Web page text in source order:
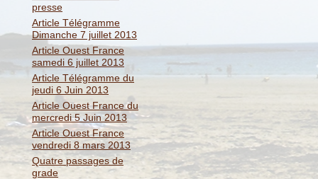
presse
Article Télégramme
Dimanche 7 juillet 2013
Article Ouest France
samedi 6 juillet 2013
Article Télégramme du
jeudi 6 Juin 2013
Article Ouest France du
mercredi 5 Juin 2013
Article Ouest France
vendredi 8 mars 2013
Quatre passages de
grade